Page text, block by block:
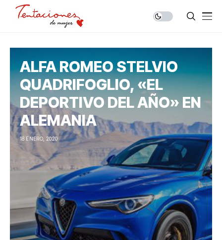
ALFA ROMEO STELVIO
QUADRIFOGLIO, «EL
DEPORTIVO DEL AÑO» EN
ALEMANIA
18 ENERO, 2020